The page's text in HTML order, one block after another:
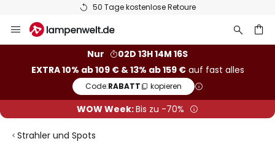
50 Tage kostenlose Retoure
Inhalt
Nur
02D 13H 14M 15S
EXTRA 10% ab 109 € & 13% ab 159 €auf fast alles
Code:RABATT kopieren
WOW Week:Bis zu -70%
Strahler und Spots